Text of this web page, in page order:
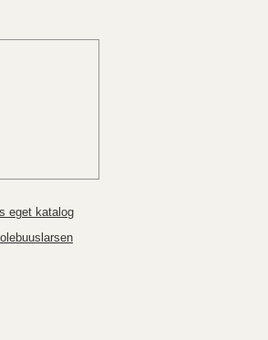
eget katalog